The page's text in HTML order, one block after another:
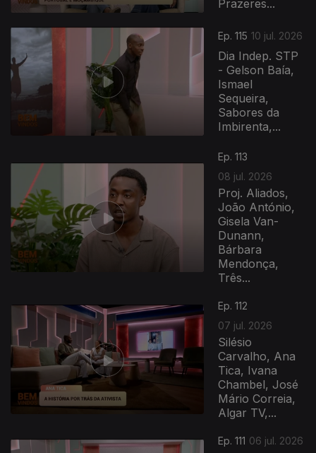
Prazeres...
Ep. 115 10 jul. 2026
Dia Indep. STP
- Gelson Baía,
Ismael
Sequeira,
Sabores da
Imbirenta,...
Ep. 113
08 jul. 2026
Proj. Aliados,
João António,
Gisela Van-
Dunann,
Bárbara
Mendonça,
Três...
Ep. 112
07 jul. 2026
Silésio
Carvalho, Ana
Tica, Ivana
Chambel, José
Mário Correia,
Algar TV,...
Ep. 111 06 jul. 2026